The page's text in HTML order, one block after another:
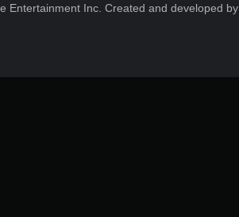
Entertainment Inc. Created and developed by